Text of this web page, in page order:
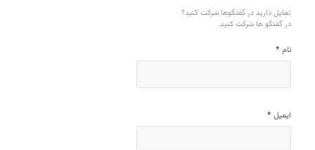
تمایل دارید در گفتگوها شرکت کنید؟
در گفتگو ها شرکت کنید.
نام *
ایمیل *